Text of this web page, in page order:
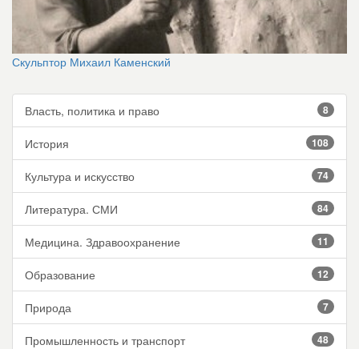
Скульптор Михаил Каменский
Власть, политика и право 8
История 108
Культура и искусство 74
Литература. СМИ 84
Медицина. Здравоохранение 11
Образование 12
Природа 7
Промышленность и транспорт 48